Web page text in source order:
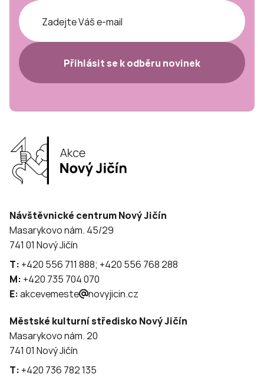
Přihlásit se k odběru novinek
Návštěvnické centrum Nový Jičín
Masarykovo nám. 45/29
741 01 Nový Jičín
T: +420 556 711 888; +420 556 768 288
M: +420 735 704 070
E:akcevemeste novyjicin.cz
Městské kulturní středisko Nový Jičín
Masarykovo nám. 20
741 01 Nový Jičín
T: +420 736 782 135